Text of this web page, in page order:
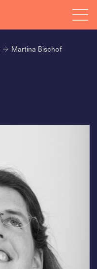
Martina Bischof